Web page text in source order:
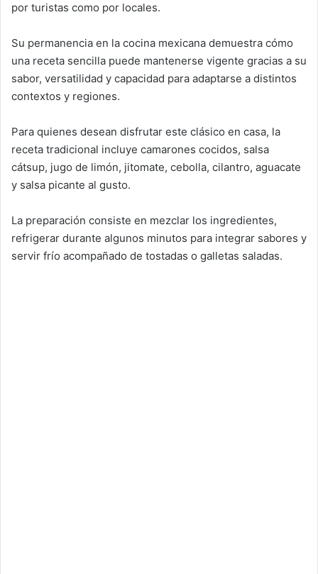
por turistas como por locales.
Su permanencia en la cocina mexicana demuestra cómo
una receta sencilla puede mantenerse vigente gracias a su
sabor, versatilidad y capacidad para adaptarse a distintos
contextos y regiones.
Para quienes desean disfrutar este clásico en casa, la
receta tradicional incluye camarones cocidos, salsa
cátsup, jugo de limón, jitomate, cebolla, cilantro, aguacate
y salsa picante al gusto.
La preparación consiste en mezclar los ingredientes,
refrigerar durante algunos minutos para integrar sabores y
servir frío acompañado de tostadas o galletas saladas.